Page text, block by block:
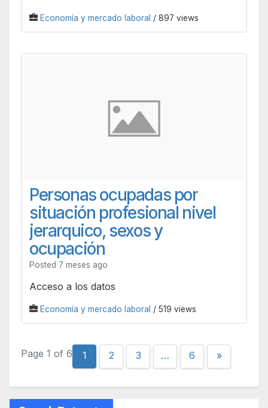
Economía y mercado laboral / 897 views
Personas ocupadas por
situación profesional nivel
jerarquico, sexos y
ocupación
Posted 7 meses ago
Acceso a los datos
Economía y mercado laboral / 519 views
Page 1 of 6 1 2 3 … 6 »